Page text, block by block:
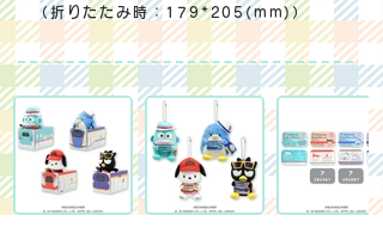
（折りたたみ時：179*205(mm)）